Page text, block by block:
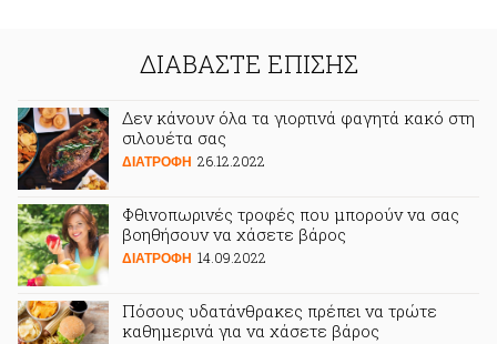
ΔΙΑΒΑΣΤΕ ΕΠΙΣΗΣ
Δεν κάνουν όλα τα γιορτινά φαγητά κακό στη
σιλουέτα σας
ΔΙΑΤΡΟΦΗ 26.12.2022
Φθινοπωρινές τροφές που μπορούν να σας
βοηθήσουν να χάσετε βάρος
ΔΙΑΤΡΟΦΗ 14.09.2022
Πόσους υδατάνθρακες πρέπει να τρώτε
καθημερινά για να χάσετε βάρος